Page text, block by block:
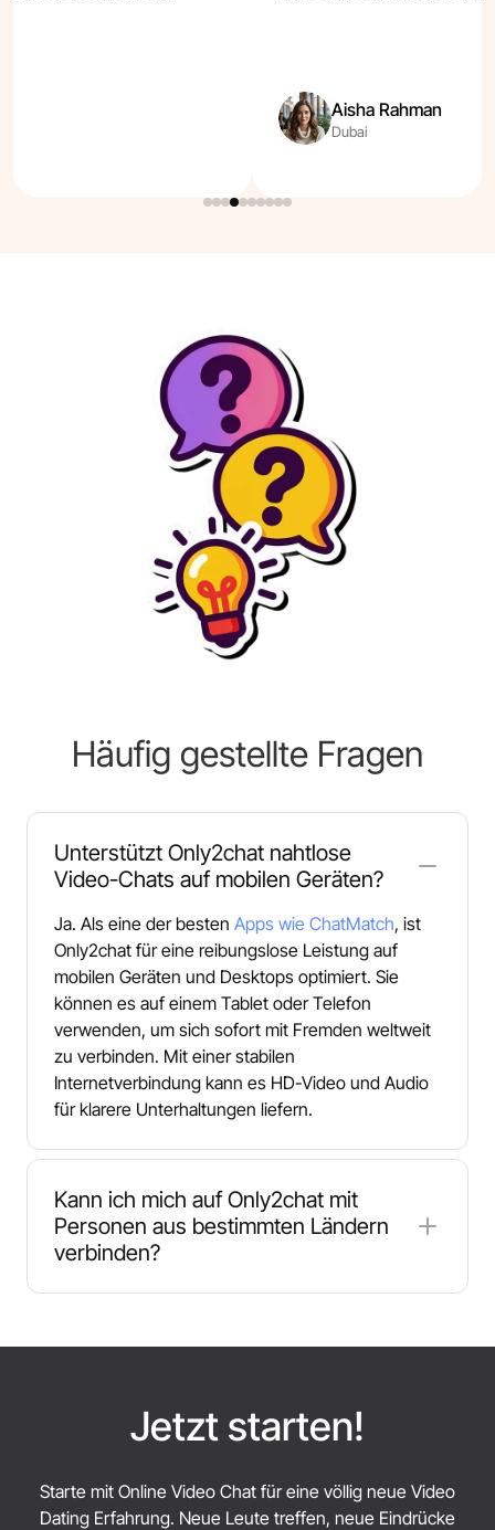
Aisha Rahman
Dubai
Häufig gestellte Fragen
Unterstützt Only2chat nahtlose
Video-Chats auf mobilen Geräten?
Ja. Als eine der besten Apps wie ChatMatch, ist
Only2chat für eine reibungslose Leistung auf
mobilen Geräten und Desktops optimiert. Sie
können es auf einem Tablet oder Telefon
verwenden, um sich sofort mit Fremden weltweit
zu verbinden. Mit einer stabilen
Internetverbindung kann es HD-Video und Audio
für klarere Unterhaltungen liefern.
Kann ich mich auf Only2chat mit
Personen aus bestimmten Ländern
verbinden?
Länderindikatoren können auch während des
Chats angezeigt werden, was einen hilfreichen
Gemeinschaft verstärkt.
Jetzt starten!
Starte mit Online Video Chat für eine völlig neue Video
Dating Erfahrung. Neue Leute treffen, neue Eindrücke